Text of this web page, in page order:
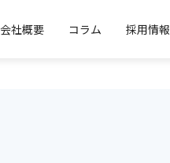
会社概要 コラム 採用情報